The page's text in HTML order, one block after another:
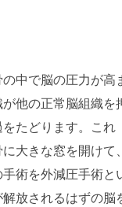
中で脳の圧力が高
他の正常脳組織を
たどります。これ
大きな窓を開けて、
術を外減圧手術と
放されるはずの脳